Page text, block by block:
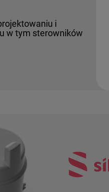
i
w tym sterowników